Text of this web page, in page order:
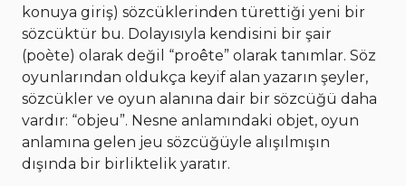
konuya giriş) sözcüklerinden türettiği yeni bir
sözcüktür bu. Dolayısıyla kendisini bir şair
(poète) olarak değil “proête” olarak tanımlar. Söz
oyunlarından oldukça keyif alan yazarın şeyler,
sözcükler ve oyun alanına dair bir sözcüğü daha
vardır: “objeu”. Nesne anlamındaki objet, oyun
anlamına gelen jeu sözcüğüyle alışılmışın
dışında bir birliktelik yaratır.